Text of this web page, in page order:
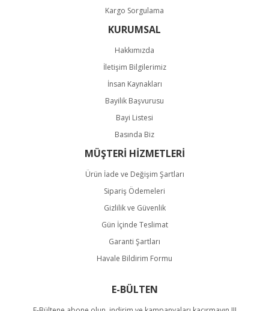
Kargo Sorgulama
KURUMSAL
Hakkımızda
İletişim Bilgilerimiz
İnsan Kaynakları
Bayilik Başvurusu
Bayi Listesi
Basında Biz
MÜŞTERİ HİZMETLERİ
Ürün İade ve Değişim Şartları
Sipariş Ödemeleri
Gizlilik ve Güvenlik
Gün İçinde Teslimat
Garanti Şartları
Havale Bildirim Formu
E-BÜLTEN